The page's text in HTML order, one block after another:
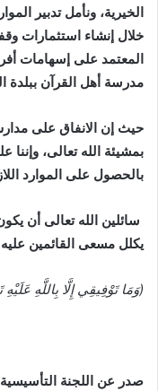
الخيرية، ونأمل تدبير
خلال إنشاء استثمارات
المعتمد على إسهامات
مدرسة أهل القرآن ببلدة
حيث إن الانفاق على
بمشيئة الله تعالى، وإننا
بالحصول على الموارد
سائلين الله تعالى أن
يكلل مسعى القائمين عليه
(وَمَا تَوْفِيقِي إِلَّا بِاللَّهِ
صدر عن اللجنة